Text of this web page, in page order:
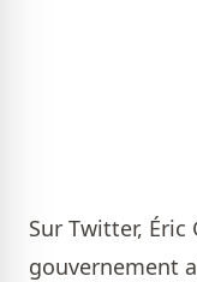
Sur Twitter,
gouvernement